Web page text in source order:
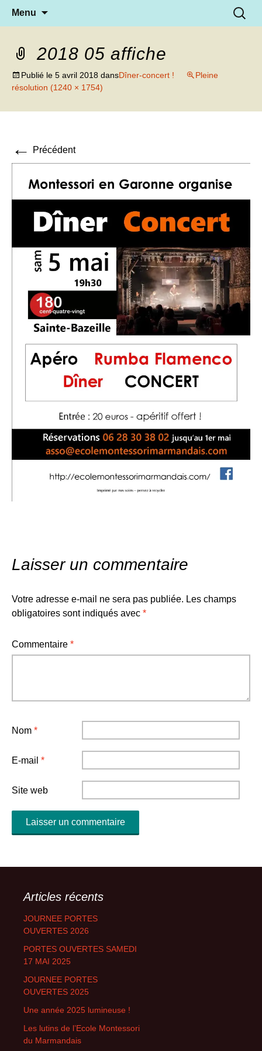
Menu
2018 05 affiche
Publié le 5 avril 2018 dansDîner-concert !
Pleine
résolution (1240 × 1754)
← Précédent
Laisser un commentaire
Votre adresse e-mail ne sera pas publiée. Les champs
obligatoires sont indiqués avec *
Commentaire *
Nom *
E-mail *
Site web
Articles récents
JOURNEE PORTES
OUVERTES 2026
PORTES OUVERTES SAMEDI
17 MAI 2025
JOURNEE PORTES
OUVERTES 2025
Une année 2025 lumineuse !
Les lutins de l’Ecole Montessori
du Marmandais